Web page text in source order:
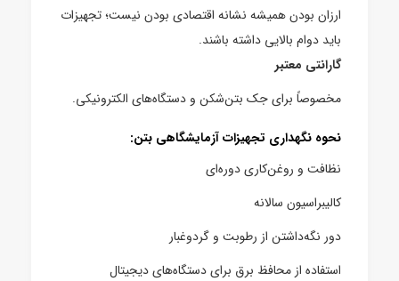
ارزان بودن همیشه نشانه اقتصادی بودن نیست؛ تجهیزات
باید دوام بالایی داشته باشند.
گارانتی معتبر
مخصوصاً برای جک بتن‌شکن و دستگاه‌های الکترونیکی.
نحوه نگهداری تجهیزات آزمایشگاهی بتن:
نظافت و روغن‌کاری دوره‌ای
کالیبراسیون سالانه
دور نگه‌داشتن از رطوبت و گردوغبار
استفاده از محافظ برق برای دستگاه‌های دیجیتال